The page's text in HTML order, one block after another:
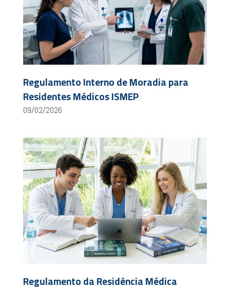
Regulamento Interno de Moradia para
Residentes Médicos ISMEP
09/02/2026
Regulamento da Residência Médica